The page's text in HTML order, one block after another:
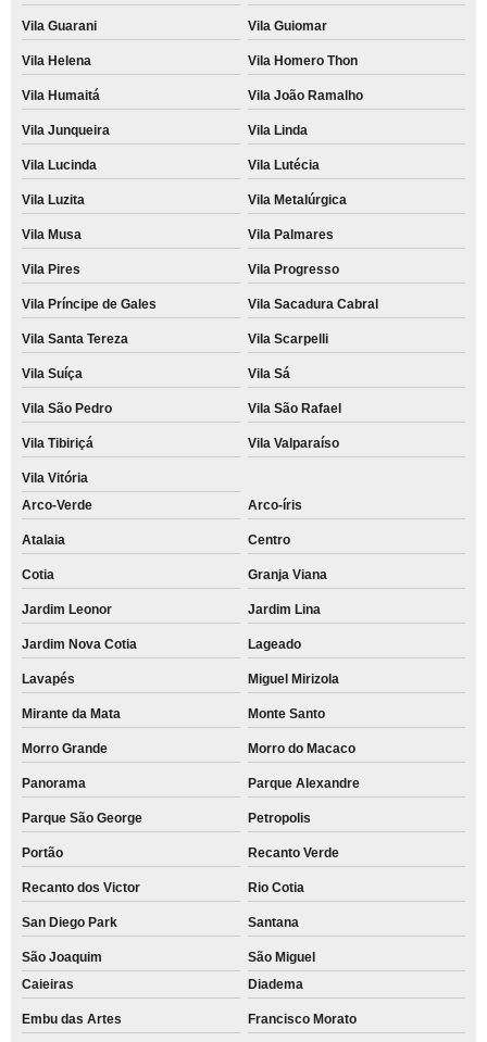
Vila Guarani Vila Guiomar
Vila Helena Vila Homero Thon
Vila Humaitá Vila João Ramalho
Vila Junqueira Vila Linda
Vila Lucinda Vila Lutécia
Vila Luzita Vila Metalúrgica
Vila Musa Vila Palmares
Vila Pires Vila Progresso
Vila Príncipe de Gales Vila Sacadura Cabral
Vila Santa Tereza Vila Scarpelli
Vila Suíça Vila Sá
Vila São Pedro Vila São Rafael
Vila Tibiriçá Vila Valparaíso
Vila Vitória
Arco-Verde
Arco-íris
Atalaia Centro
Cotia Granja Viana
Jardim Leonor Jardim Lina
Jardim Nova Cotia Lageado
Lavapés Miguel Mirizola
Mirante da Mata Monte Santo
Morro Grande Morro do Macaco
Panorama Parque Alexandre
Parque São George Petropolis
Portão Recanto Verde
Recanto dos Victor Rio Cotia
San Diego Park Santana
São Joaquim
São Miguel
Caieiras
Diadema
Embu das Artes Francisco Morato